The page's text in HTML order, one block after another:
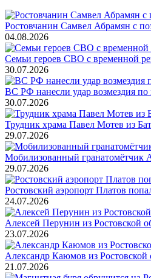
Ростовчанин Самвел Абрамян с
04.08.2026
Семьи героев СВО с временной
30.07.2026
ВС РФ нанесли удар возмездия
30.07.2026
Трудник храма Павел Мотев из
29.07.2026
Мобилизованный гранатомётчик
29.07.2026
Ростовский аэропорт Платов
24.07.2026
Алексей Перунин из Ростовской
23.07.2026
Александр Каюмов из Ростовской
21.07.2026